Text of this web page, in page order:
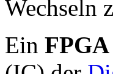
Wechseln
Ein FPGA